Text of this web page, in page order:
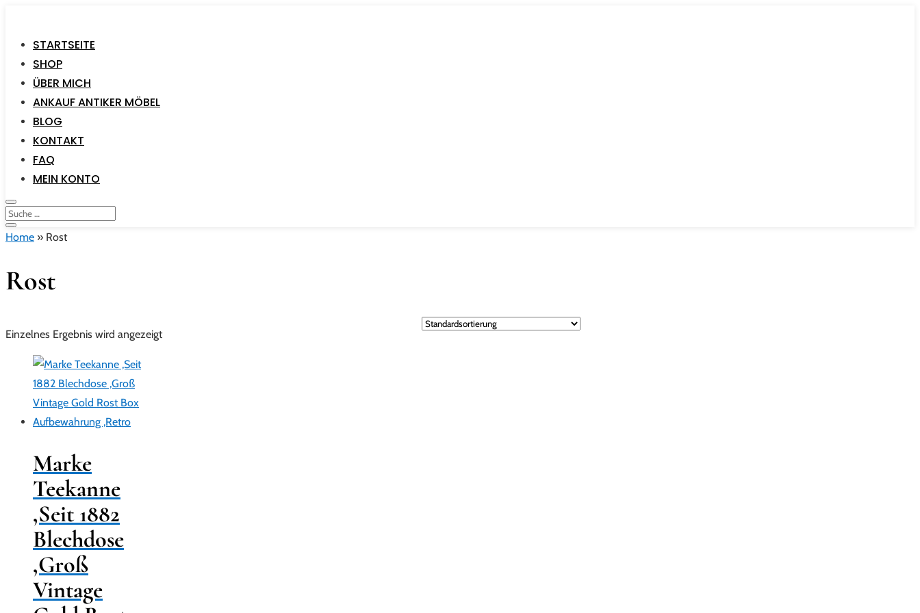
STARTSEITE
SHOP
ÜBER MICH
ANKAUF ANTIKER MÖBEL
BLOG
KONTAKT
FAQ
MEIN KONTO
Home » Rost
Rost
Einzelnes Ergebnis wird angezeigt
Marke
Teekanne
,Seit 1882
Blechdose
,Groß
Vintage